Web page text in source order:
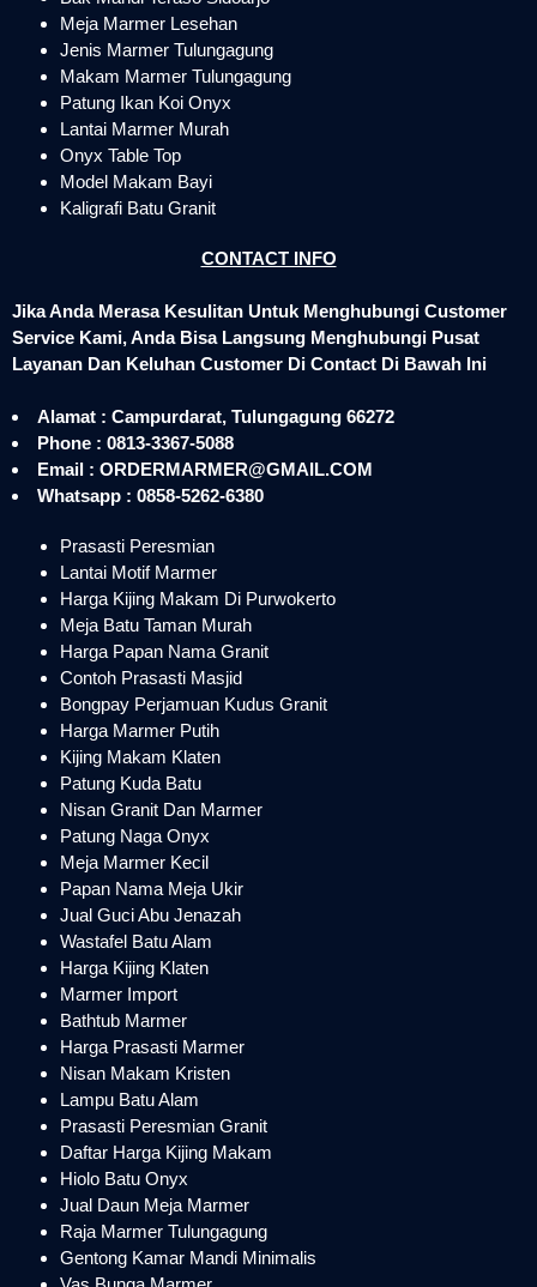
Meja Marmer Lesehan
Jenis Marmer Tulungagung
Makam Marmer Tulungagung
Patung Ikan Koi Onyx
Lantai Marmer Murah
Onyx Table Top
Model Makam Bayi
Kaligrafi Batu Granit
CONTACT INFO
Jika Anda Merasa Kesulitan Untuk Menghubungi Customer
Service Kami, Anda Bisa Langsung Menghubungi Pusat
Layanan Dan Keluhan Customer Di Contact Di Bawah Ini
Alamat : Campurdarat, Tulungagung 66272
Phone : 0813-3367-5088
Email : ORDERMARMER@GMAIL.COM
Whatsapp : 0858-5262-6380
Prasasti Peresmian
Lantai Motif Marmer
Harga Kijing Makam Di Purwokerto
Meja Batu Taman Murah
Harga Papan Nama Granit
Contoh Prasasti Masjid
Bongpay Perjamuan Kudus Granit
Harga Marmer Putih
Kijing Makam Klaten
Patung Kuda Batu
Nisan Granit Dan Marmer
Patung Naga Onyx
Meja Marmer Kecil
Papan Nama Meja Ukir
Jual Guci Abu Jenazah
Wastafel Batu Alam
Harga Kijing Klaten
Marmer Import
Bathtub Marmer
Harga Prasasti Marmer
Nisan Makam Kristen
Lampu Batu Alam
Prasasti Peresmian Granit
Daftar Harga Kijing Makam
Hiolo Batu Onyx
Jual Daun Meja Marmer
Raja Marmer Tulungagung
Gentong Kamar Mandi Minimalis